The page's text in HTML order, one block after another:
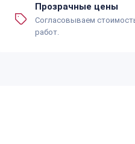
Прозрачные цены
Согласовываем
работ.